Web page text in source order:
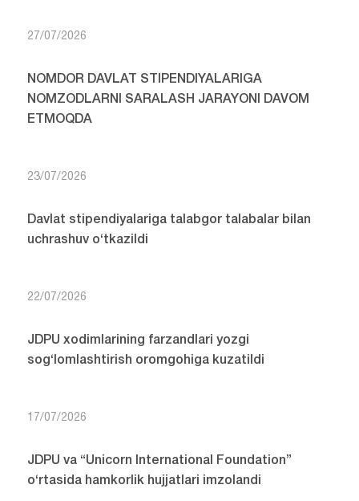
27/07/2026
NOMDOR DAVLAT STIPENDIYALARIGA
NOMZODLARNI SARALASH JARAYONI DAVOM
ETMOQDA
23/07/2026
Davlat stipendiyalariga talabgor talabalar bilan
uchrashuv o‘tkazildi
22/07/2026
JDPU xodimlarining farzandlari yozgi
sog‘lomlashtirish oromgohiga kuzatildi
17/07/2026
JDPU va “Unicorn International Foundation”
o‘rtasida hamkorlik hujjatlari imzolandi